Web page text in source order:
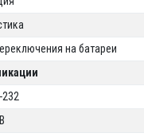
на батареи
232